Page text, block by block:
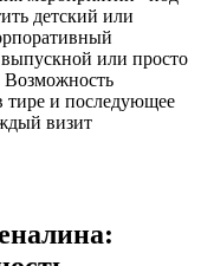
детский или
или просто
Возможность
тире и последующее
визит